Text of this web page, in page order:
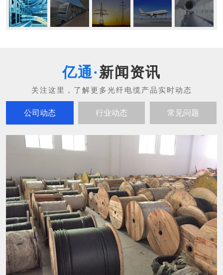
新闻资讯
公司动态 行业动态 常见问题